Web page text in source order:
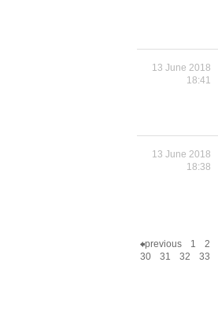
13 June 2018
18:41
13 June 2018
18:38
previous 1 2
30
31 32 33